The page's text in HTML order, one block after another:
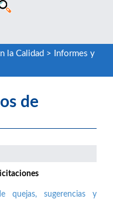
la Calidad >
Informes y
de
quejas, sugerencias y